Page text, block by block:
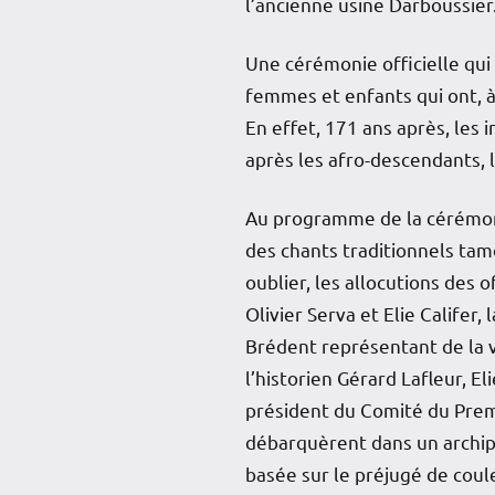
Une cérémonie officielle
femmes et enfants qui ont,
En effet, 171 ans après, les
après les afro-descendants,
Au programme de la
des chants traditionnels
oublier, les allocutions des
Olivier Serva et Elie Califer,
Brédent représentant de la
l’historien Gérard Lafleur,
président du Comité du
débarquèrent dans un
basée sur le préjugé de